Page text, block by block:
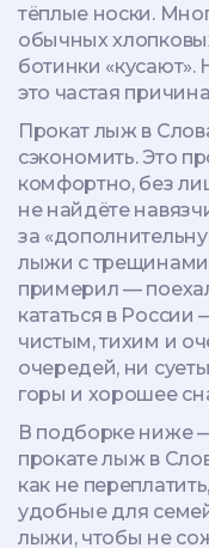
тёплые носки.
обычных
ботинки «кусают».
это частая
Прокат лыж в
сэкономить. Это
комфортно, без
не найдёте
за
лыжи с
примерил —
кататься в
чистым, тихим и
очередей, ни
горы и хорошее
В подборке ниже
прокате лыж в
как не
удобные для
лыжи, чтобы не